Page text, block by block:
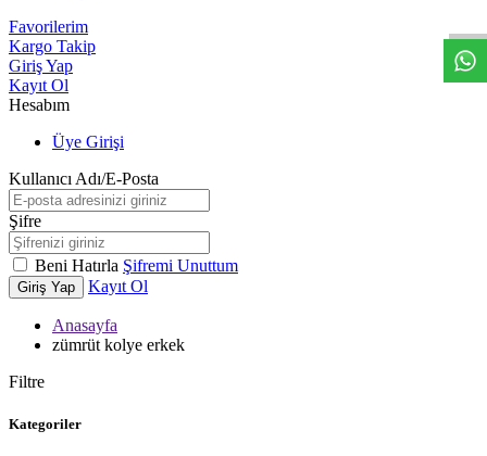
Favorilerim
Kargo Takip
Giriş Yap
Kayıt Ol
Hesabım
Üye Girişi
Kullanıcı Adı/E-Posta
Şifre
Beni Hatırla Şifremi Unuttum
Giriş Yap Kayıt Ol
Anasayfa
zümrüt kolye erkek
Filtre
Kategoriler